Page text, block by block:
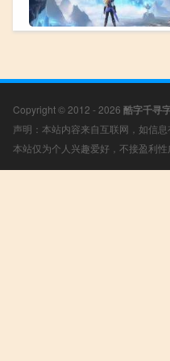
Copyright © 2012 - 2026 酷字千寻
声明：本站内容来自互联网，如信
本站仅为个人兴趣爱好，不接盈利